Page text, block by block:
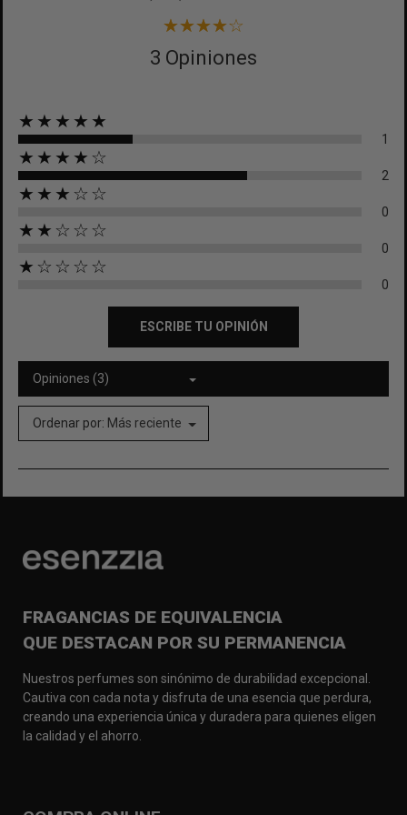
3 Opiniones
★★★★★
1
★★★★☆
2
★★★☆☆
0
★★☆☆☆
0
★☆☆☆☆
0
ESCRIBE TU OPINIÓN
Opiniones (3)
Ordenar por: Más reciente
FRAGANCIAS DE EQUIVALENCIA
QUE DESTACAN POR SU PERMANENCIA
Nuestros perfumes son sinónimo de durabilidad excepcional.
Cautiva con cada nota y disfruta de una esencia que perdura,
creando una experiencia única y duradera para quienes eligen
la calidad y el ahorro.